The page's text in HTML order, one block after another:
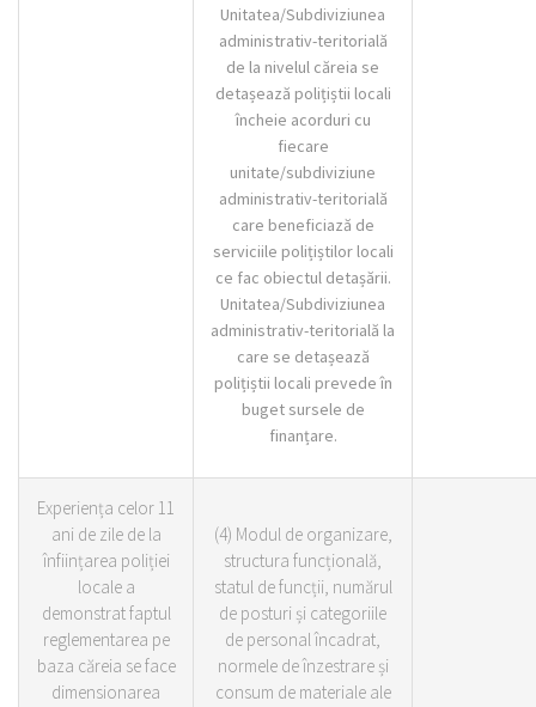
Unitatea/Subdiviziunea
administrativ-teritorială
de la nivelul căreia se
detașează polițiștii locali
încheie acorduri cu
fiecare
unitate/subdiviziune
administrativ-teritorială
care beneficiază de
serviciile polițiștilor locali
ce fac obiectul detașării.
Unitatea/Subdiviziunea
administrativ-teritorială la
care se detașează
polițiștii locali prevede în
buget sursele de
finanțare.
Experiența celor 11
ani de zile de la
înființarea poliției
locale a
demonstrat faptul
reglementarea pe
baza căreia se face
dimensionarea
(4) Modul de organizare,
structura funcțională,
statul de funcții, numărul
de posturi și categoriile
de personal încadrat,
normele de înzestrare și
consum de materiale ale